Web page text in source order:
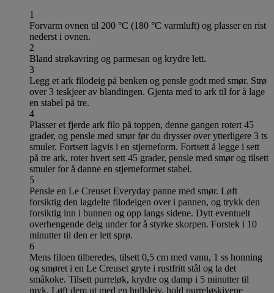
1
Forvarm ovnen til 200 °C (180 °C varmluft) og plasser en rist
nederst i ovnen.
2
Bland strøkavring og parmesan og krydre lett.
3
Legg et ark filodeig på benken og pensle godt med smør. Strø
over 3 teskjeer av blandingen. Gjenta med to ark til for å lage
en stabel på tre.
4
Plasser et fjerde ark filo på toppen, denne gangen rotert 45
grader, og pensle med smør før du drysser over ytterligere 3 ts
smuler. Fortsett lagvis i en stjerneform. Fortsett å legge i sett
på tre ark, roter hvert sett 45 grader, pensle med smør og tilsett
smuler for å danne en stjerneformet stabel.
5
Pensle en Le Creuset Everyday panne med smør. Løft
forsiktig den lagdelte filodeigen over i pannen, og trykk den
forsiktig inn i bunnen og opp langs sidene. Dytt eventuelt
overhengende deig under for å styrke skorpen. Forstek i 10
minutter til den er lett sprø.
6
Mens filoen tilberedes, tilsett 0,5 cm med vann, 1 ss honning
og smøret i en Le Creuset gryte i rustfritt stål og la det
småkoke. Tilsett purreløk, krydre og damp i 5 minutter til
myk. Løft dem ut med en hullsleiv, hold purreløskivene